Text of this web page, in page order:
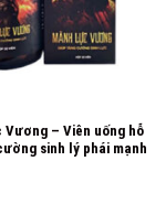
Vương – Viên uống hỗ
sinh lý phái mạnh